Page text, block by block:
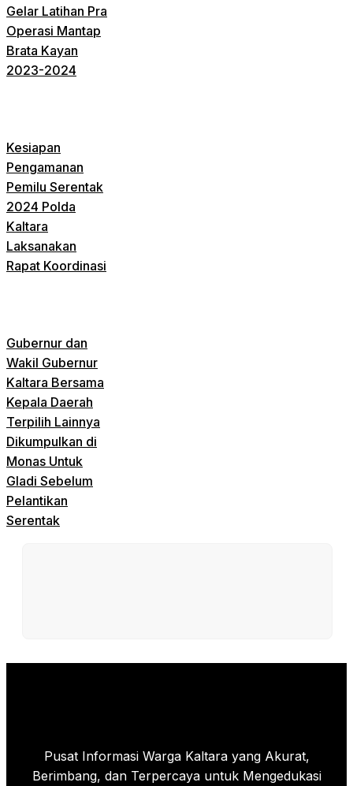
Gelar Latihan Pra
Operasi Mantap
Brata Kayan
2023-2024
Kesiapan
Pengamanan
Pemilu Serentak
2024 Polda
Kaltara
Laksanakan
Rapat Koordinasi
Gubernur dan
Wakil Gubernur
Kaltara Bersama
Kepala Daerah
Terpilih Lainnya
Dikumpulkan di
Monas Untuk
Gladi Sebelum
Pelantikan
Serentak
Pusat Informasi Warga Kaltara yang Akurat,
Berimbang, dan Terpercaya untuk Mengedukasi